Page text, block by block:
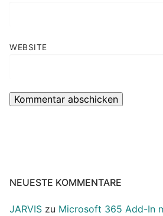
WEBSITE
NEUESTE KOMMENTARE
JARVIS zu Microsoft 365 Add-In